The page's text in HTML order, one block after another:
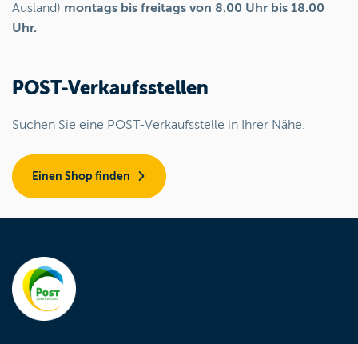
Ausland) montags bis freitags von 8.00 Uhr bis 18.00
Uhr.
POST-Verkaufsstellen
Suchen Sie eine POST-Verkaufsstelle in Ihrer Nähe.
Einen Shop finden